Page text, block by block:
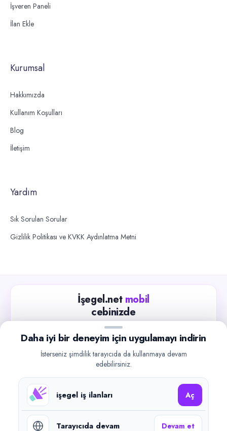
İşveren Paneli
İlan Ekle
Kurumsal
Hakkımızda
Kullanım Koşulları
Blog
İletişim
Yardım
Sık Sorulan Sorular
Gizlilik Politikası ve KVKK Aydınlatma Metni
İşegel.net mobil
cebinizde
Güncel iş ilanlarını takip edin, işverenlerle hızlıca
iletişime geçin.
Google Play
©2026işegel.net. Tüm hakları saklıdır.
Daha iyi bir deneyim için uygulamayı indirin
İsterseniz şimdilik tarayıcıda da kullanmaya devam
edebilirsiniz.
işegel iş ilanları Aç
Tarayıcıda devam Devam et